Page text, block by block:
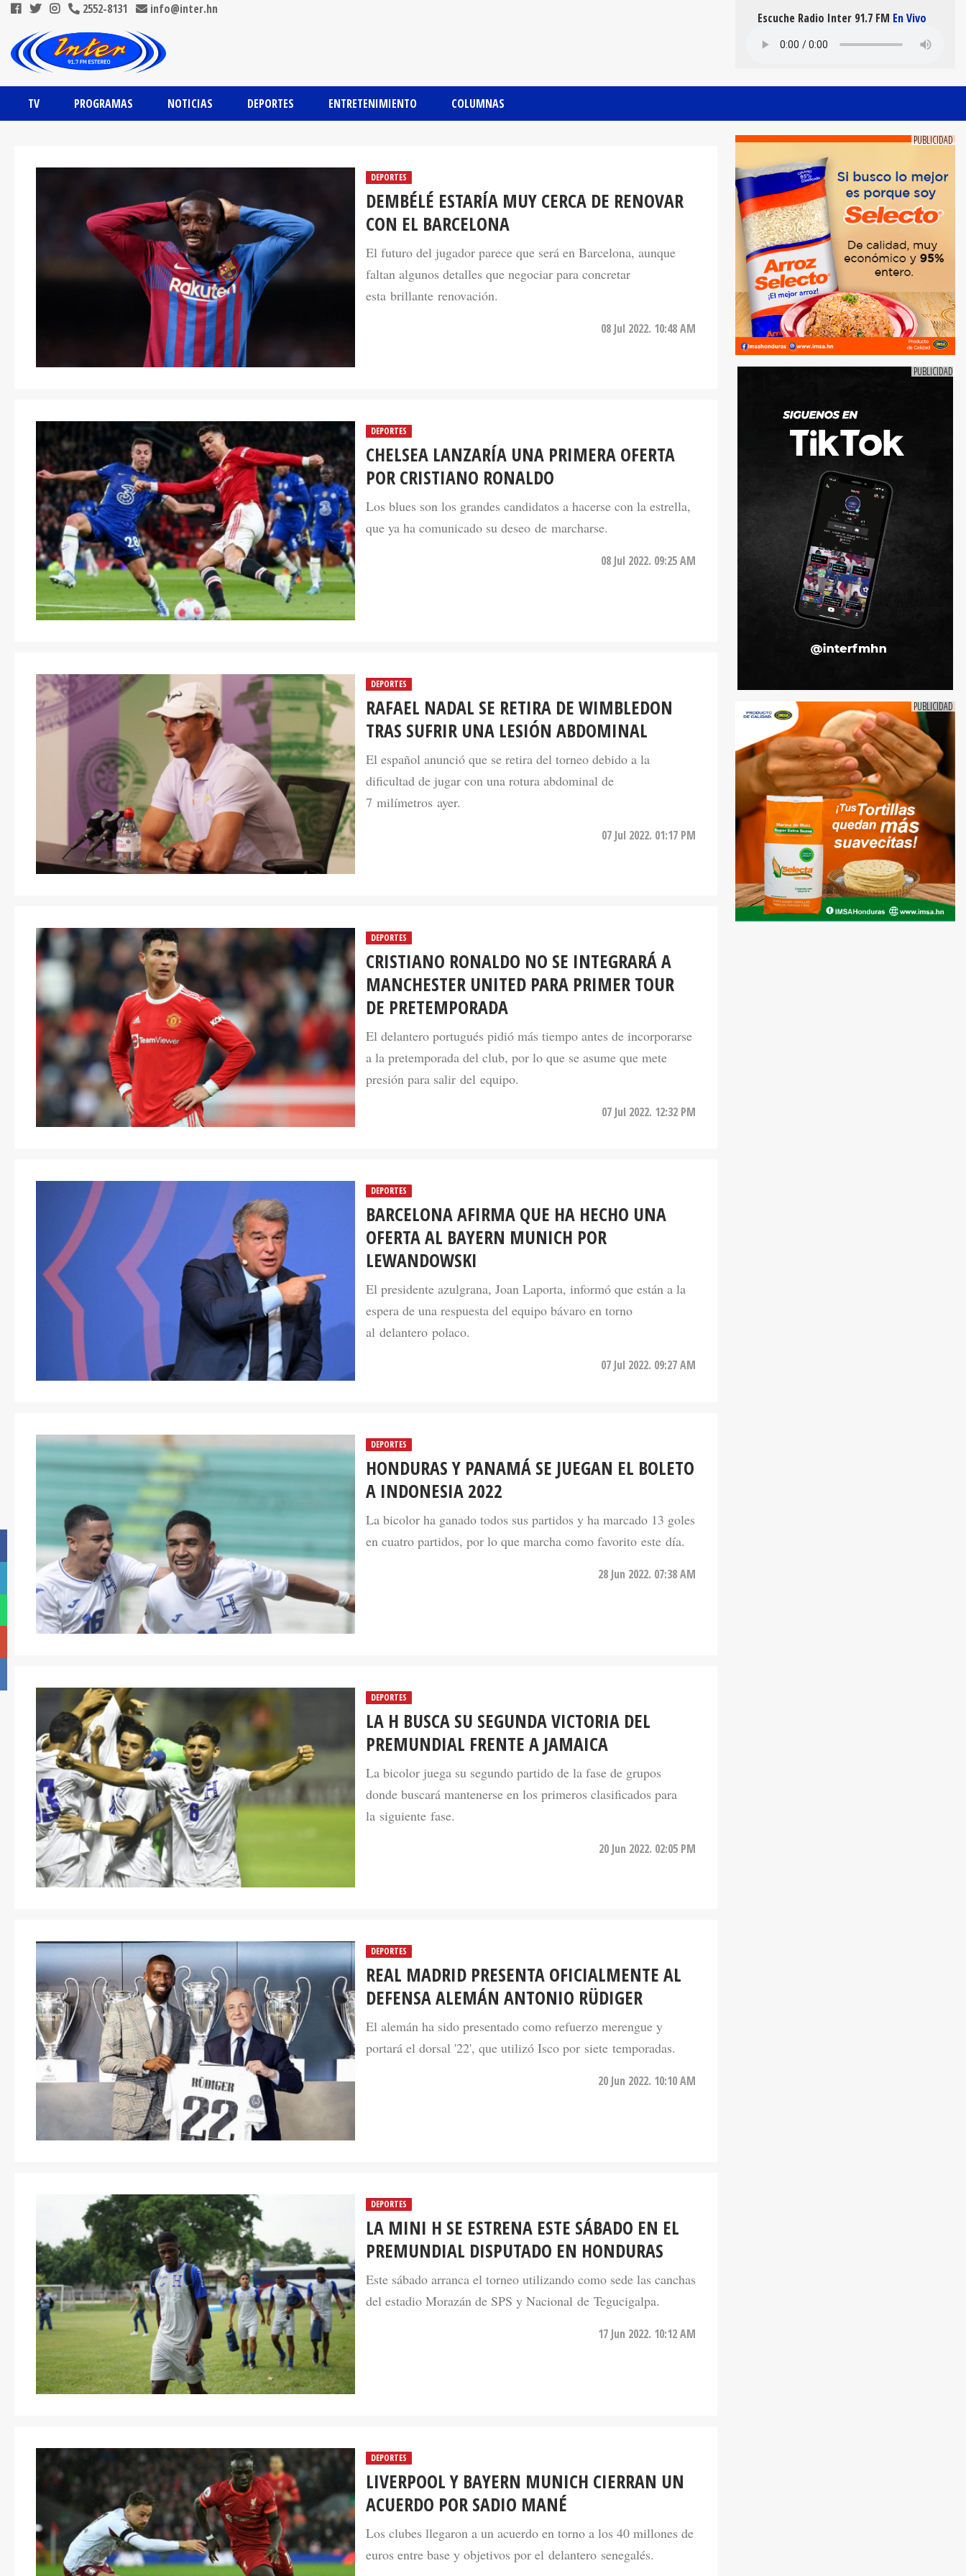
2552-8131 info@inter.hn
TV PROGRAMAS NOTICIAS DEPORTES ENTRETENIMIENTO COLUMNAS
Escuche Radio Inter 91.7 FM En Vivo
DEPORTES
DEMBÉLÉ ESTARÍA MUY CERCA DE RENOVAR
CON EL BARCELONA
El futuro del jugador parece que será en Barcelona, aunque
faltan algunos detalles que negociar para concretar
esta brillante renovación.
08 Jul 2022. 10:48 AM
DEPORTES
CHELSEA LANZARÍA UNA PRIMERA OFERTA
POR CRISTIANO RONALDO
Los blues son los grandes candidatos a hacerse con la estrella,
que ya ha comunicado su deseo de marcharse.
08 Jul 2022. 09:25 AM
DEPORTES
RAFAEL NADAL SE RETIRA DE WIMBLEDON
TRAS SUFRIR UNA LESIÓN ABDOMINAL
El español anunció que se retira del torneo debido a la
dificultad de jugar con una rotura abdominal de
7 milímetros ayer.
07 Jul 2022. 01:17 PM
DEPORTES
CRISTIANO RONALDO NO SE INTEGRARÁ A
MANCHESTER UNITED PARA PRIMER TOUR
DE PRETEMPORADA
El delantero portugués pidió más tiempo antes de incorporarse
a la pretemporada del club, por lo que se asume que mete
presión para salir del equipo.
07 Jul 2022. 12:32 PM
DEPORTES
BARCELONA AFIRMA QUE HA HECHO UNA
OFERTA AL BAYERN MUNICH POR
LEWANDOWSKI
El presidente azulgrana, Joan Laporta, informó que están a la
espera de una respuesta del equipo bávaro en torno
al delantero polaco.
07 Jul 2022. 09:27 AM
DEPORTES
HONDURAS Y PANAMÁ SE JUEGAN EL BOLETO
A INDONESIA 2022
La bicolor ha ganado todos sus partidos y ha marcado 13 goles
en cuatro partidos, por lo que marcha como favorito este día.
28 Jun 2022. 07:38 AM
DEPORTES
LA H BUSCA SU SEGUNDA VICTORIA DEL
PREMUNDIAL FRENTE A JAMAICA
La bicolor juega su segundo partido de la fase de grupos
donde buscará mantenerse en los primeros clasificados para
la siguiente fase.
20 Jun 2022. 02:05 PM
DEPORTES
REAL MADRID PRESENTA OFICIALMENTE AL
DEFENSA ALEMÁN ANTONIO RÜDIGER
El alemán ha sido presentado como refuerzo merengue y
portará el dorsal '22', que utilizó Isco por siete temporadas.
20 Jun 2022. 10:10 AM
DEPORTES
LA MINI H SE ESTRENA ESTE SÁBADO EN EL
PREMUNDIAL DISPUTADO EN HONDURAS
Este sábado arranca el torneo utilizando como sede las canchas
del estadio Morazán de SPS y Nacional de Tegucigalpa.
17 Jun 2022. 10:12 AM
DEPORTES
LIVERPOOL Y BAYERN MUNICH CIERRAN UN
ACUERDO POR SADIO MANÉ
Los clubes llegaron a un acuerdo en torno a los 40 millones de
euros entre base y objetivos por el delantero senegalés.